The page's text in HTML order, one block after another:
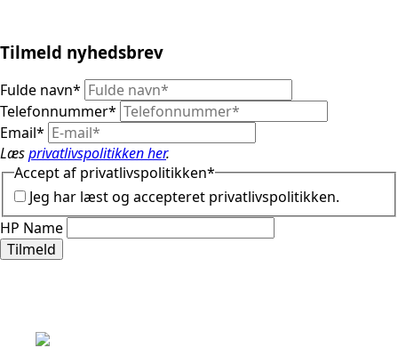
Tilmeld nyhedsbrev
Fulde navn*
Telefonnummer*
Email*
Læsprivatlivspolitikken her.
Accept af privatlivspolitikken*
Jeg har læst og accepteret privatlivspolitikken.
HP Name
Tilmeld